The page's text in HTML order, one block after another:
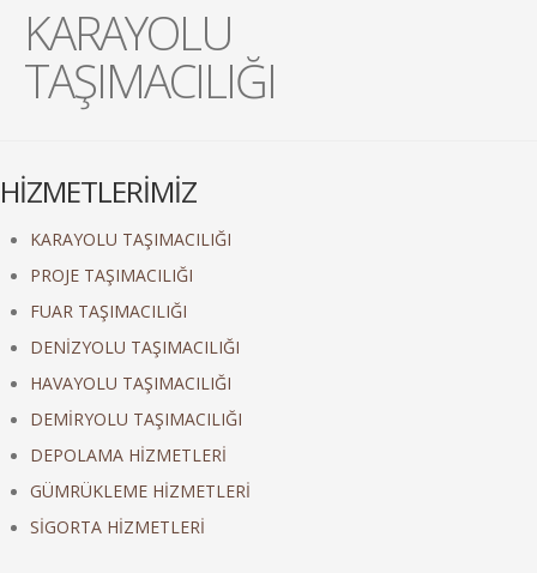
KARAYOLU
TAŞIMACILIĞI
HİZMETLERİMİZ
KARAYOLU TAŞIMACILIĞI
PROJE TAŞIMACILIĞI
FUAR TAŞIMACILIĞI
DENİZYOLU TAŞIMACILIĞI
HAVAYOLU TAŞIMACILIĞI
DEMİRYOLU TAŞIMACILIĞI
DEPOLAMA HİZMETLERİ
GÜMRÜKLEME HİZMETLERİ
SİGORTA HİZMETLERİ